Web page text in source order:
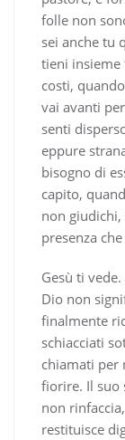
folle non
sei anche tu
tieni insieme
costi,
vai avanti
senti
eppure
bisogno di
capito,
non
presenza
Gesù ti
Dio non
finalmente
schiacciati
chiamati per
fiorire. Il suo
non
restituisce